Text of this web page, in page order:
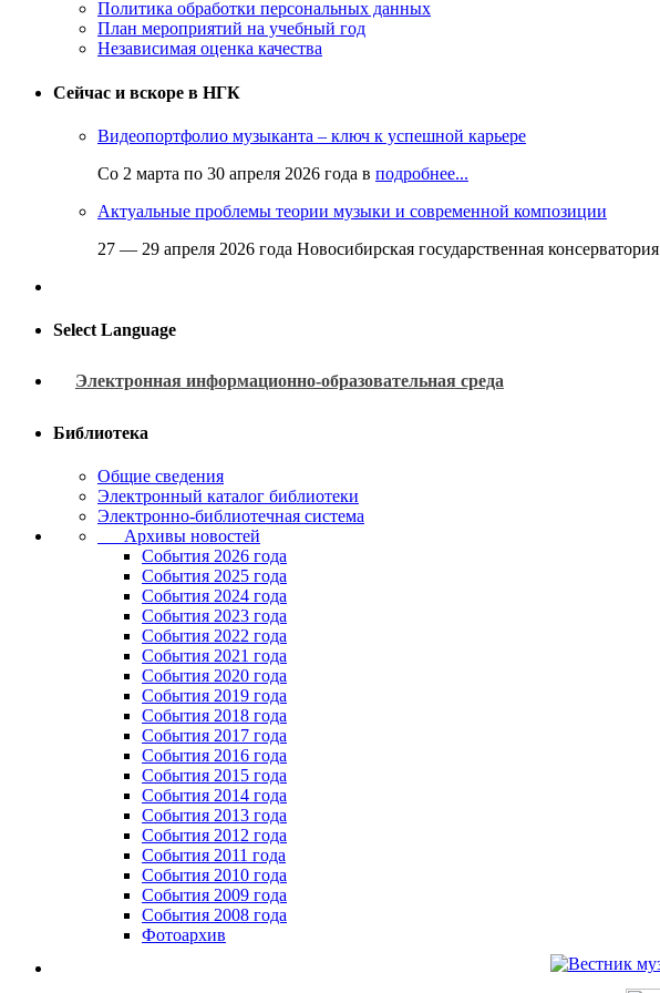
Политика обработки персональных данных
План мероприятий на учебный год
Независимая оценка качества
Сейчас и вскоре в НГК
Видеопортфолио музыканта – ключ к успешной карьере
Со 2 марта по 30 апреля 2026 года в подробнее...
Актуальные проблемы теории музыки и современной композиции
27 — 29 апреля 2026 года Новосибирская государственная консерватория
Select Language
Электронная информационно-образовательная среда
Библиотека
Общие сведения
Электронный каталог библиотеки
Электронно-библиотечная система
Архивы новостей
Cобытия 2026 года
События 2025 года
События 2024 года
События 2023 года
Cобытия 2022 года
Cобытия 2021 года
События 2020 года
События 2019 года
События 2018 года
События 2017 года
События 2016 года
События 2015 года
События 2014 года
События 2013 года
События 2012 года
События 2011 года
События 2010 года
События 2009 года
События 2008 года
Фотоархив